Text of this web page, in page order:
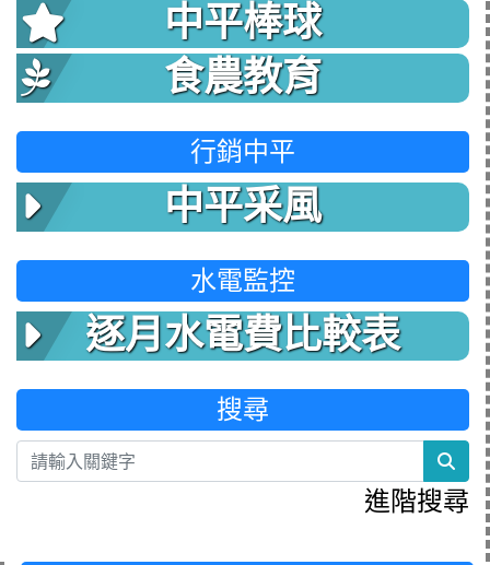
中平棒球
食農教育
行銷中平
中平采風
水電監控
逐月水電費比較表
搜尋
進階搜尋